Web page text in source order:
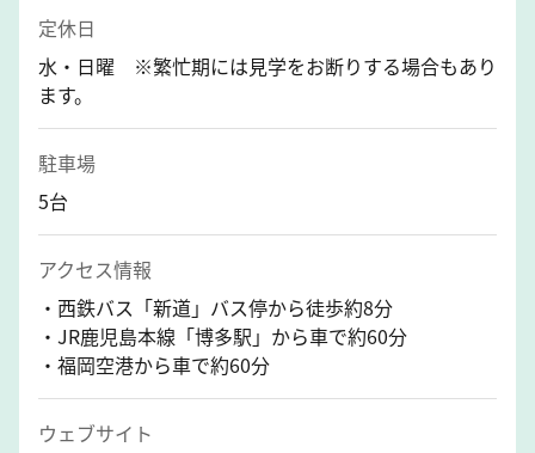
定休日
水・日曜 ※繁忙期には見学をお断りする場合もあり
ます。
駐車場
5台
アクセス情報
・西鉄バス「新道」バス停から徒歩約8分
・JR鹿児島本線「博多駅」から車で約60分
・福岡空港から車で約60分
ウェブサイト